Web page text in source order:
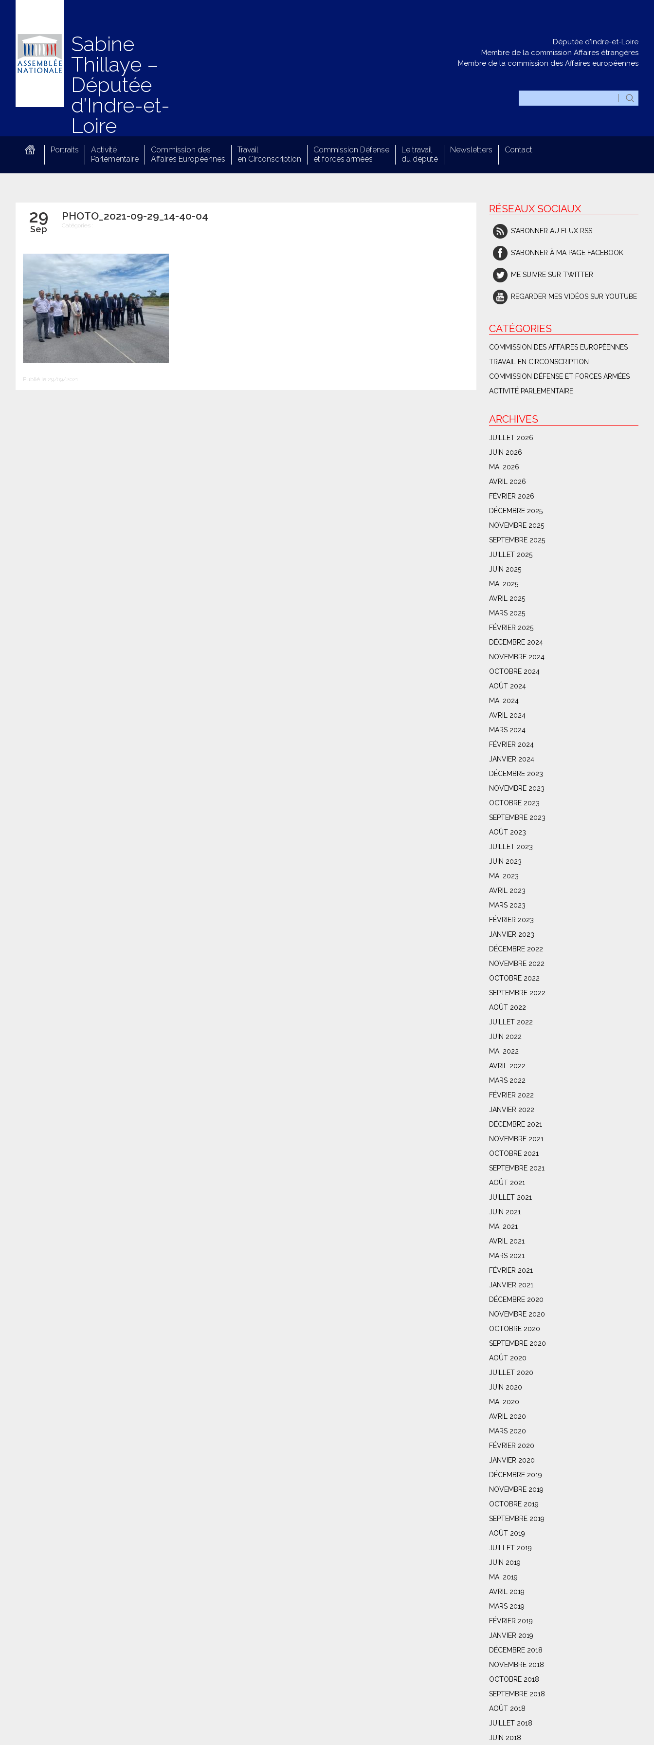
Sabine
Thillaye –
Députée
d’Indre-et-
Loire
Députée d'Indre-et-Loire
Membre de la commission Affaires étrangères
Membre de la commission des Affaires européennes
Portraits
Activité
Parlementaire
Commission des
Affaires Européennes
Travail
en Circonscription
Commission Défense
et forces armées
Le travail
du député
Newsletters Contact
29
Sep
PHOTO_2021-09-29_14-40-04
Catégories :
Publié le 29/09/2021
RÉSEAUX SOCIAUX
S'ABONNER AU FLUX RSS
S'ABONNER À MA PAGE FACEBOOK
ME SUIVRE SUR TWITTER
REGARDER MES VIDÉOS SUR YOUTUBE
CATÉGORIES
COMMISSION DES AFFAIRES EUROPÉENNES
TRAVAIL EN CIRCONSCRIPTION
COMMISSION DÉFENSE ET FORCES ARMÉES
ACTIVITÉ PARLEMENTAIRE
ARCHIVES
JUILLET 2026
JUIN 2026
MAI 2026
AVRIL 2026
FÉVRIER 2026
DÉCEMBRE 2025
NOVEMBRE 2025
SEPTEMBRE 2025
JUILLET 2025
JUIN 2025
MAI 2025
AVRIL 2025
MARS 2025
FÉVRIER 2025
DÉCEMBRE 2024
NOVEMBRE 2024
OCTOBRE 2024
AOÛT 2024
MAI 2024
AVRIL 2024
MARS 2024
FÉVRIER 2024
JANVIER 2024
DÉCEMBRE 2023
NOVEMBRE 2023
OCTOBRE 2023
SEPTEMBRE 2023
AOÛT 2023
JUILLET 2023
JUIN 2023
MAI 2023
AVRIL 2023
MARS 2023
FÉVRIER 2023
JANVIER 2023
DÉCEMBRE 2022
NOVEMBRE 2022
OCTOBRE 2022
SEPTEMBRE 2022
AOÛT 2022
JUILLET 2022
JUIN 2022
MAI 2022
AVRIL 2022
MARS 2022
FÉVRIER 2022
JANVIER 2022
DÉCEMBRE 2021
NOVEMBRE 2021
OCTOBRE 2021
SEPTEMBRE 2021
AOÛT 2021
JUILLET 2021
JUIN 2021
MAI 2021
AVRIL 2021
MARS 2021
FÉVRIER 2021
JANVIER 2021
DÉCEMBRE 2020
NOVEMBRE 2020
OCTOBRE 2020
SEPTEMBRE 2020
AOÛT 2020
JUILLET 2020
JUIN 2020
MAI 2020
AVRIL 2020
MARS 2020
FÉVRIER 2020
JANVIER 2020
DÉCEMBRE 2019
NOVEMBRE 2019
OCTOBRE 2019
SEPTEMBRE 2019
AOÛT 2019
JUILLET 2019
JUIN 2019
MAI 2019
AVRIL 2019
MARS 2019
FÉVRIER 2019
JANVIER 2019
DÉCEMBRE 2018
NOVEMBRE 2018
OCTOBRE 2018
SEPTEMBRE 2018
AOÛT 2018
JUILLET 2018
JUIN 2018